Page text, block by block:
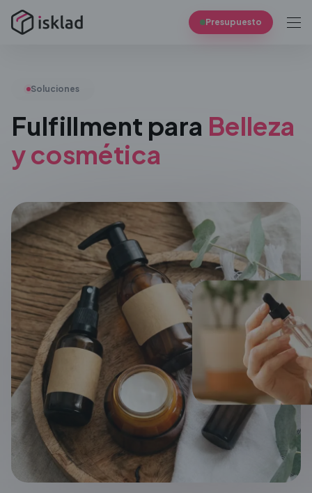
Presupuesto
Soluciones
Fulfillment para Belleza
ycosmética